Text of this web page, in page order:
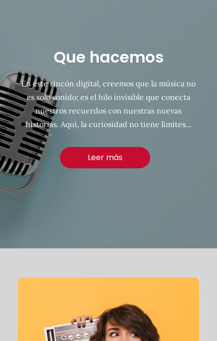
Que hacemos
En este rincón digital, creemos que la música no
es solo sonido; es el hilo invisible que conecta
nuestros recuerdos con nuestras nuevas
historias. Aquí, la curiosidad no tiene límites...
Leer más